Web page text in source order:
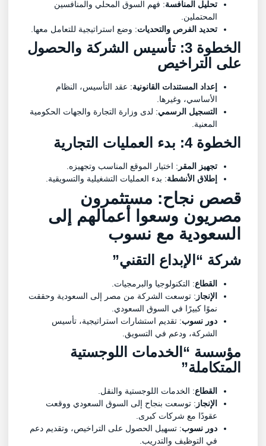
تحليل المنافسة: فهم السوق المحلي والمنافسين
المحتملين.
تحديد الفرص والتحديات: وضع استراتيجية للتعامل معها.
الخطوة 3: تأسيس الشركة والحصول
على التراخيص
إعداد المستندات القانونية: عقد التأسيس، النظام
الأساسي، وغيرها.
التسجيل الرسمي: لدى وزارة التجارة والجهات الحكومية
المعنية.
الخطوة 4: بدء العمليات التجارية
تجهيز المقر: اختيار الموقع المناسب وتجهيزه.
إطلاق الأنشطة: بدء العمليات التشغيلية والتسويقية.
قصص نجاح: مستثمرون
مصريون وسعوا أعمالهم إلى
السعودية مع نسوب
شركة “الإبداع التقني”
القطاع: التكنولوجيا والبرمجيات.
الإنجاز: توسعت الشركة من مصر إلى السعودية وحققت
نموًا كبيرًا في السوق السعودي.
دور نسوب: تقديم استشارات استراتيجية، تأسيس
الشركة، ودعم في التسويق.
مؤسسة “الخدمات اللوجستية
المتكاملة”
القطاع: الخدمات اللوجستية والنقل.
الإنجاز: توسعت بنجاح إلى السوق السعودي ووقعت
عقودًا مع شركات كبرى.
دور نسوب: تسهيل الحصول على التراخيص، وتقديم دعم
في التوظيف والتدريب.